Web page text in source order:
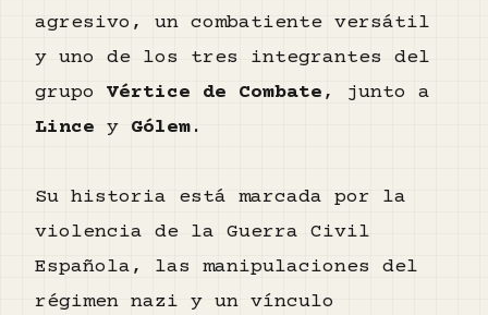
agresivo, un combatiente versátil
y uno de los tres integrantes del
grupo Vértice de Combate , junto a
Lince y Gólem .
Su historia está marcada por la
violencia de la Guerra Civil
Española, las manipulaciones del
régimen nazi y un vínculo